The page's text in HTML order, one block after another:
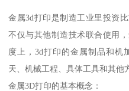
金属3d打印是制造工业里投资
不仅与其他制造技术联合使用
度上，3d打印的金属制品和机
天、机械工程、具体工具和其他
金属3D打印的基本概念：